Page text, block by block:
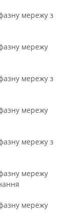
мережу з
мережу
мережу з
мережу
мережу з
мережу
мережу